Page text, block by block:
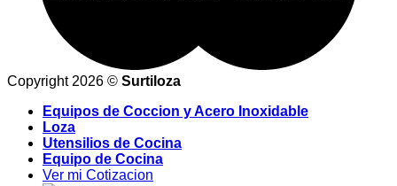
Copyright 2026 © Surtiloza
Equipos de Coccion y Acero Inoxidable
Loza
Utensilios de Cocina
Equipo de Cocina
Ver mi Cotizacion